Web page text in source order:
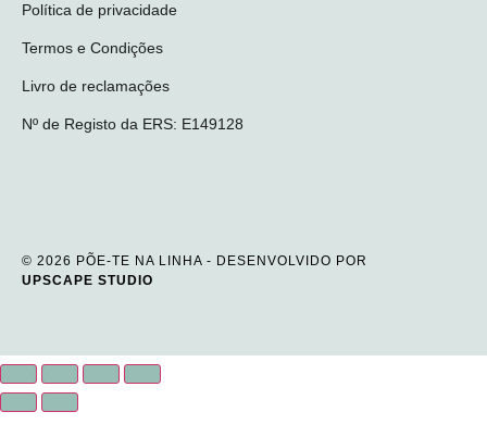
Política de privacidade
Termos e Condições
Livro de reclamações
Nº de Registo da ERS: E149128
© 2026 PÕE-TE NA LINHA - DESENVOLVIDO POR
UPSCAPE STUDIO